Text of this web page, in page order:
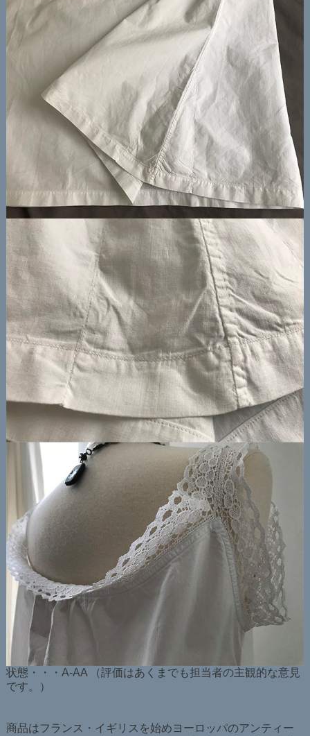
状態・・・A-AA （評価はあくまでも担当者の主観的な意見
です。）
商品はフランス・イギリスを始めヨーロッパのアンティー